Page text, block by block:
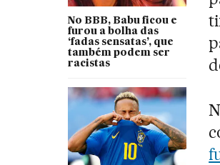
No BBB, Babu ficou e
furou a bolha das
‘fadas sensatas’, que
também podem ser
racistas